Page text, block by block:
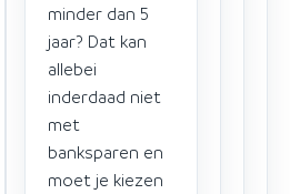
minder dan 5
jaar? Dat kan
allebei
inderdaad niet
met
banksparen en
moet je kiezen